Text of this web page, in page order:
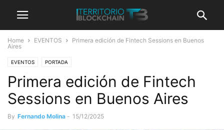
Home EVENTOS
Primera edición de Fintech Sessions en Buenos
Aires
EVENTOS PORTADA
Primera edición de Fintech
Sessions en Buenos Aires
By Fernando Molina - 15/12/2025